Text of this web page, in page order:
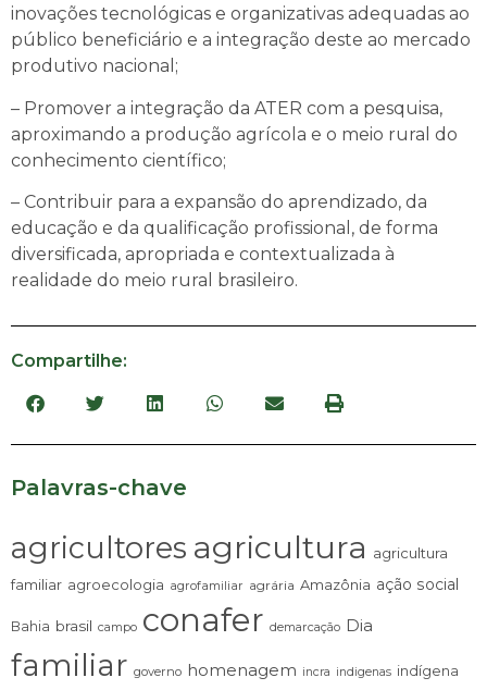
inovações tecnológicas e organizativas adequadas ao
público beneficiário e a integração deste ao mercado
produtivo nacional;
– Promover a integração da ATER com a pesquisa,
aproximando a produção agrícola e o meio rural do
conhecimento científico;
– Contribuir para a expansão do aprendizado, da
educação e da qualificação profissional, de forma
diversificada, apropriada e contextualizada à
realidade do meio rural brasileiro.
Compartilhe:
Palavras-chave
agricultores agricultura agricultura
familiar agroecologia agrofamiliar agrária Amazônia ação social
Bahia brasil campo conafer demarcação Dia
familiar governo homenagem incra indigenas indígena